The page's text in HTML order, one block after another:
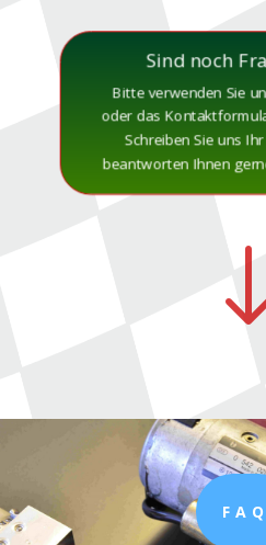
Sind noch
Bitte verwenden Sie
oder das
Schreiben Sie uns
beantworten Ihnen
FAQ